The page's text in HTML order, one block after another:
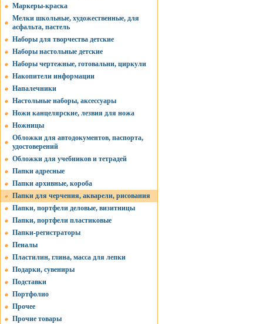
Маркеры-краска
Мелки школьные, художественные, для
асфальта, пастель
Наборы для творчества детские
Наборы настольные детские
Наборы чертежные, готовальни, циркули
Накопители информации
Напалечники
Настольные наборы, аксессуары
Ножи канцелярские, лезвия для ножа
Ножницы
Обложки для автодокументов, паспорта,
удостоверений
Обложки для учебников и тетрадей
Папки адресные
Папки архивные, короба
Папки для черчения, акварели, рисования
Папки, портфели деловые, визитницы
Папки, портфели пластиковые
Папки-регистраторы
Пеналы
Пластилин, глина, масса для лепки
Подарки, сувениры
Подставки
Портфолио
Прочее
Прочие товары